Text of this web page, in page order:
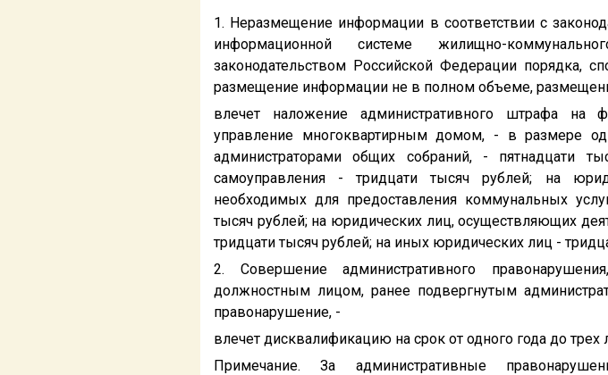
1. Неразмещение информации в соответствии с
информационной системе жилищно-
законодательством Российской Федерации порядка,
размещение информации не в полном объеме,
влечет наложение административного штрафа на
управление многоквартирным домом, - в размере
администраторами общих собраний, - пятнадцати
самоуправления - тридцати тысяч рублей; на
необходимых для предоставления коммунальных
тысяч рублей; на юридических лиц, осуществляющих
тридцати тысяч рублей; на иных юридических лиц -
2. Совершение административного
должностным лицом, ранее подвергнутым
правонарушение, -
влечет дисквалификацию на срок от одного года до трех
Примечание. За административные